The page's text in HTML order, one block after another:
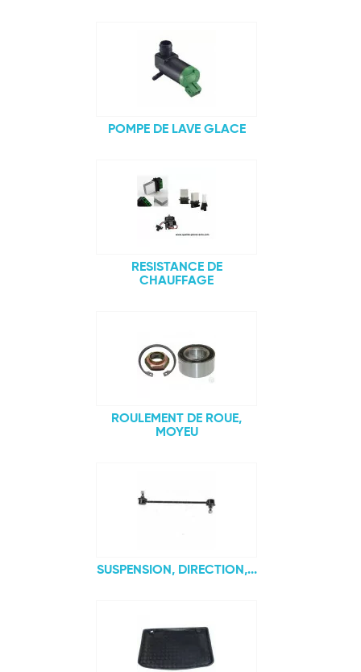
POMPE DE LAVE GLACE
RESISTANCE DE
CHAUFFAGE
ROULEMENT DE ROUE,
MOYEU
SUSPENSION, DIRECTION,...